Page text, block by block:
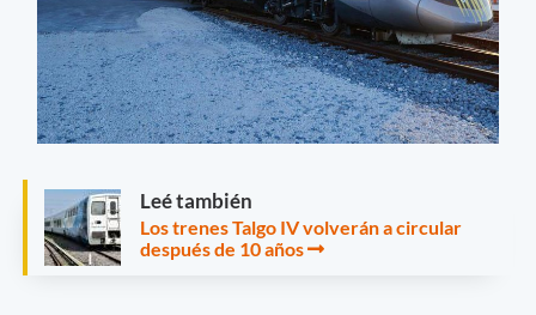
Leé también
Los trenes Talgo IV volverán a circular
después de 10 años